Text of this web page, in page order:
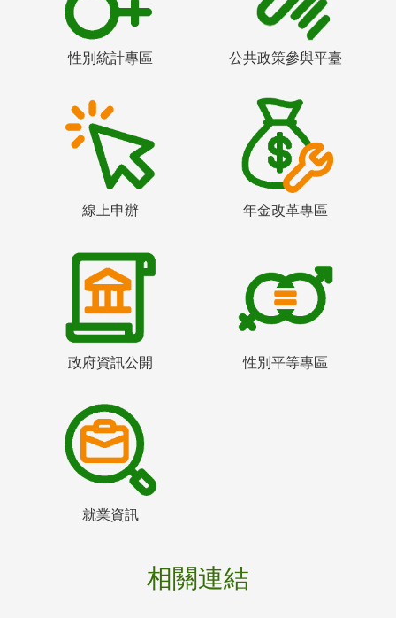
性別統計專區 公共政策參與平臺
線上申辦 年金改革專區
政府資訊公開 性別平等專區
就業資訊
相關連結